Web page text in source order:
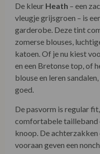
De kleur Heath – een
vleugje grijsgroen – is
garderobe. Deze tint
zomerse blouses,
katoen. Of je nu kiest
en een Bretonse top, of
blouse en leren
goed.
De pasvorm is regular
comfortabele tailleband
knoop. De
vooraan geven een